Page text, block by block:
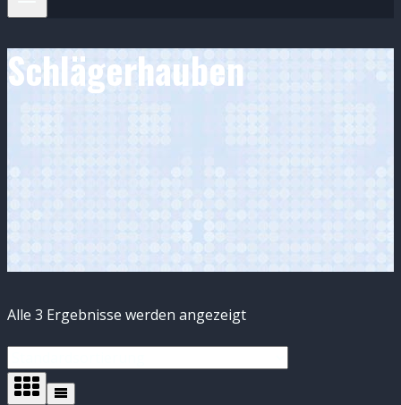
Schlägerhauben
Alle 3 Ergebnisse werden angezeigt